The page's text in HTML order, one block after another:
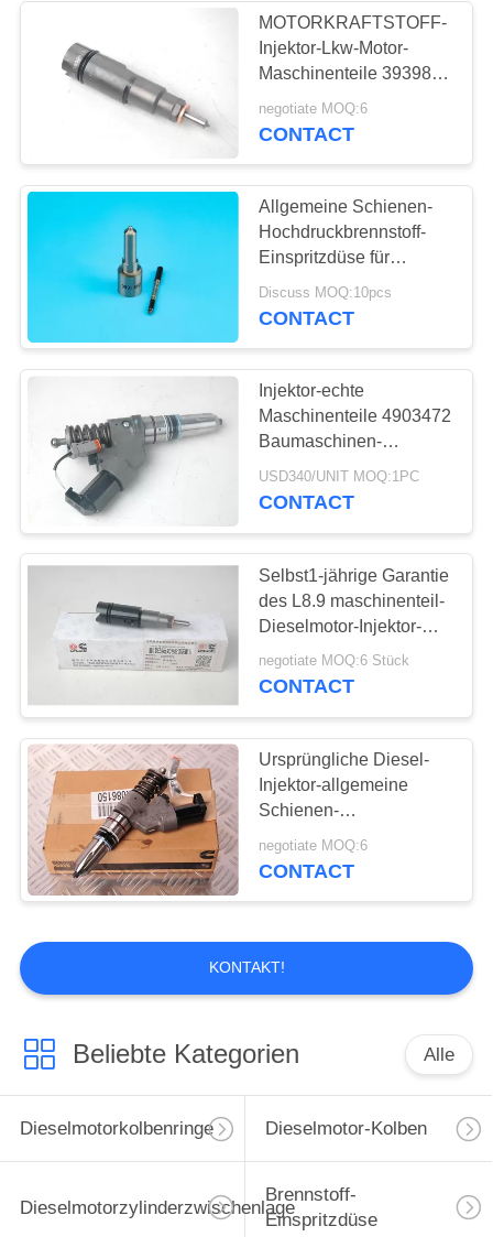
MOTORKRAFTSTOFF-
Injektor-Lkw-Motor-
Maschinenteile 3939826
DCEC QSB5.9
Dieseliso anerkannt
negotiate MOQ:6
CONTACT
Allgemeine Schienen-
Hochdruckbrennstoff-
Einspritzdüse für
Automobil-Schiffsmotor
Discuss MOQ:10pcs
CONTACT
Injektor-echte
Maschinenteile 4903472
Baumaschinen-
Cumminss QSM11
USD340/UNIT MOQ:1PC
CONTACT
Selbst1-jährige Garantie
des L8.9 maschinenteil-
Dieselmotor-Injektor-
3975929
negotiate MOQ:6 Stück
CONTACT
Ursprüngliche Diesel-
Injektor-allgemeine
Schienen-
Benzineinspritzung
3411754 des LKW-M11
negotiate MOQ:6
CONTACT
KONTAKT!
Beliebte Kategorien Alle
Dieselmotorkolbenringe Dieselmotor-Kolben
Dieselmotorzylinderzwischenlage
Brennstoff-
Einspritzdüse